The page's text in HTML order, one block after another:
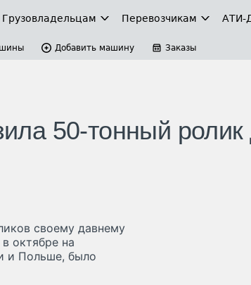
Грузовладельцам Перевозчикам АТИ-
Добавить машину Заказы
50-тонный ролик
своему давнему
октябре на
и Польше, было